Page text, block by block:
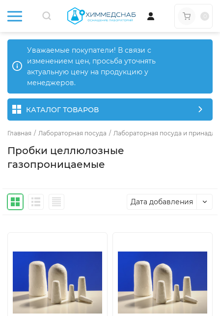
Уважаемые покупатели! В связи с
изменением цен, просьба уточнять
актуальную цену на продукцию у
менеджеров.
КАТАЛОГ ТОВАРОВ
Главная / Лабораторная посуда / Лабораторная посуда и
Пробки целлюлозные
газопроницаемые
Дата добавления